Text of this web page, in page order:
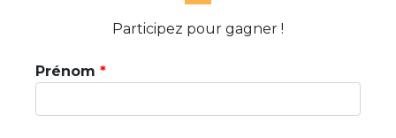
Participez pour gagner !
Prénom